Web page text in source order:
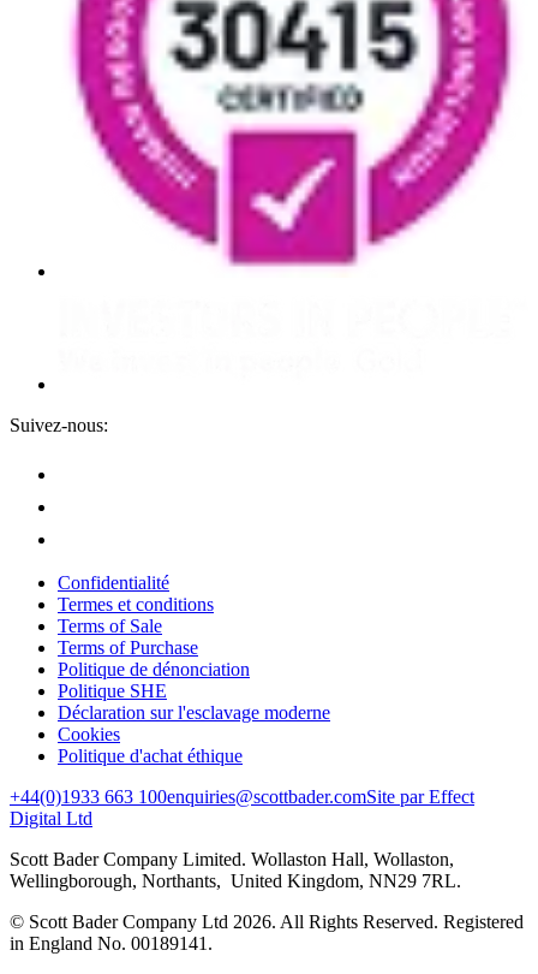
Suivez-nous:
Confidentialité
Termes et conditions
Terms of Sale
Terms of Purchase
Politique de dénonciation
Politique SHE
Déclaration sur l'esclavage moderne
Cookies
Politique d'achat éthique
+44(0)1933 663 100enquiries@scottbader.comSite par Effect
Digital Ltd
Scott Bader Company Limited. Wollaston Hall, Wollaston,
Wellingborough, Northants, United Kingdom, NN29 7RL.
© Scott Bader Company Ltd 2026. All Rights Reserved. Registered
in England No. 00189141.